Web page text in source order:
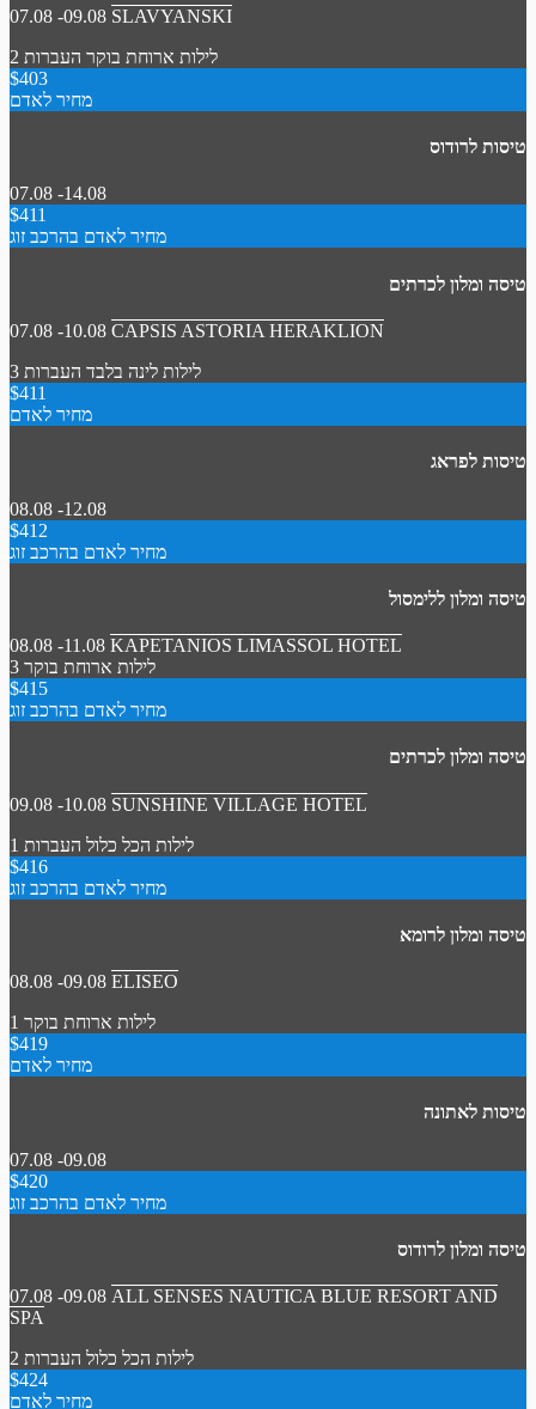
07.08 -09.08 SLAVYANSKI
2 לילות ארוחת בוקר העברות
$403
מחיר לאדם
טיסות לרודוס
07.08 -14.08
$411
מחיר לאדם בהרכב זוג
טיסה ומלון לכרתים
07.08 -10.08 CAPSIS ASTORIA HERAKLION
3 לילות לינה בלבד העברות
$411
מחיר לאדם
טיסות לפראג
08.08 -12.08
$412
מחיר לאדם בהרכב זוג
טיסה ומלון ללימסול
08.08 -11.08 KAPETANIOS LIMASSOL HOTEL
3 לילות ארוחת בוקר
$415
מחיר לאדם בהרכב זוג
טיסה ומלון לכרתים
09.08 -10.08 SUNSHINE VILLAGE HOTEL
1 לילות הכל כלול העברות
$416
מחיר לאדם בהרכב זוג
טיסה ומלון לרומא
08.08 -09.08 ELISEO
1 לילות ארוחת בוקר
$419
מחיר לאדם
טיסות לאתונה
07.08 -09.08
$420
מחיר לאדם בהרכב זוג
טיסה ומלון לרודוס
07.08 -09.08 ALL SENSES NAUTICA BLUE RESORT AND
SPA
2 לילות הכל כלול העברות
$424
מחיר לאדם